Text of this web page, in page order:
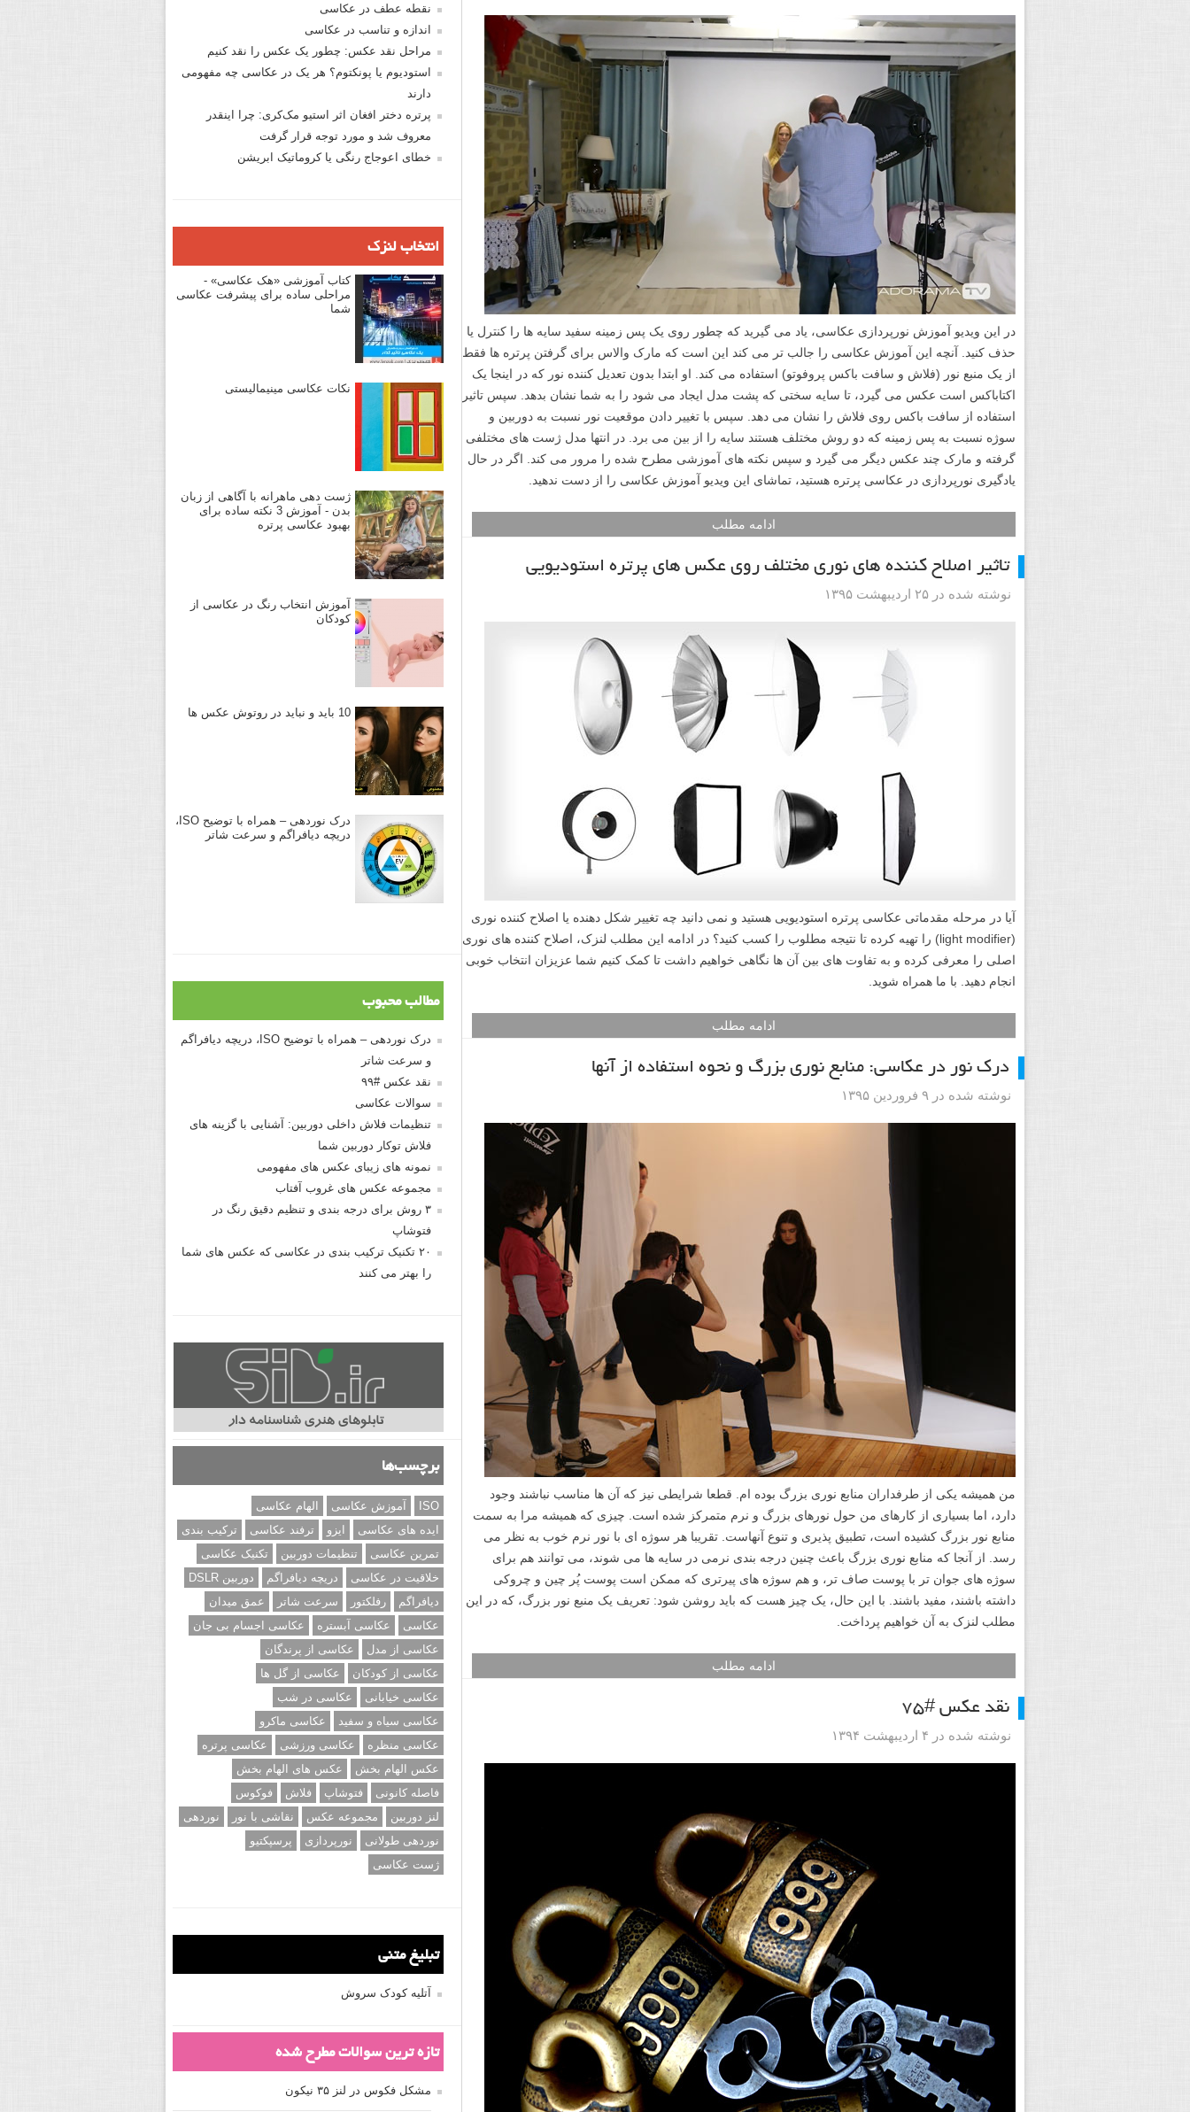
در این ویدیو آموزش نورپردازی عکاسی، یاد می گیرید که چطور روی یک پس زمینه سفید سایه ها را کنترل یا
حذف کنید. آنچه این آموزش عکاسی را جالب تر می کند این است که مارک والاس برای گرفتن پرتره ها فقط
از یک منبع نور (فلاش و سافت باکس پروفوتو) استفاده می کند. او ابتدا بدون تعدیل کننده نور که در اینجا یک
اکتاباکس است عکس می گیرد، تا سایه سختی که پشت مدل ایجاد می شود را به شما نشان بدهد. سپس تاثیر
استفاده از سافت باکس روی فلاش را نشان می دهد. سپس با تغییر دادن موقعیت نور نسبت به دوربین و
سوژه نسبت به پس زمینه که دو روش مختلف هستند سایه را از بین می برد. در انتها مدل ژست های مختلفی
گرفته و مارک چند عکس دیگر می گیرد و سپس نکته های آموزشی مطرح شده را مرور می کند. اگر در حال
یادگیری نورپردازی در عکاسی پرتره هستید، تماشای این ویدیو آموزش عکاسی را از دست ندهید.
ادامه مطلب
تاثیر اصلاح کننده های نوری مختلف روی عکس های پرتره استودیویی
نوشته شده در ۲۵ اردیبهشت ۱۳۹۵
آیا در مرحله مقدماتی عکاسی پرتره استودیویی هستید و نمی دانید چه تغییر شکل دهنده یا اصلاح کننده نوری
(light modifier) را تهیه کرده تا نتیجه مطلوب را کسب کنید؟ در ادامه این مطلب لنزک، اصلاح کننده های نوری
اصلی را معرفی کرده و به تفاوت های بین آن ها نگاهی خواهیم داشت تا کمک کنیم شما عزیزان انتخاب خوبی
انجام دهید. با ما همراه شوید.
ادامه مطلب
درک نور در عکاسی: منابع نوری بزرگ و نحوه استفاده از آنها
نوشته شده در ۹ فروردین ۱۳۹۵
من همیشه یکی از طرفداران منابع نوری بزرگ بوده ام. قطعا شرایطی نیز که آن ها مناسب نباشند وجود
دارد، اما بسیاری از کارهای من حول نورهای بزرگ و نرم متمرکز شده است. چیزی که همیشه مرا به سمت
منابع نور بزرگ کشیده است، تطبیق پذیری و تنوع آنهاست. تقریبا هر سوژه ای با نور نرم خوب به نظر می
رسد. از آنجا که منابع نوری بزرگ باعث چنین درجه بندی نرمی در سایه ها می شوند، می توانند هم برای
سوژه های جوان تر با پوست صاف تر، و هم سوژه های پیرتری که ممکن است پوست پُر چین و چروکی
داشته باشند، مفید باشند. با این حال، یک چیز هست که باید روشن شود: تعریف یک منبع نور بزرگ، که در این
مطلب لنزک به آن خواهیم پرداخت.
ادامه مطلب
نقد عکس #۷۵
نوشته شده در ۴ اردیبهشت ۱۳۹۴
نقطه عطف در عکاسی
اندازه و تناسب در عکاسی
مراحل نقد عکس: چطور یک عکس را نقد کنیم
استودیوم یا پونکتوم؟ هر یک در عکاسی چه مفهومی
دارند
پرتره دختر افغان اثر استیو مک‌کری: چرا اینقدر
معروف شد و مورد توجه قرار گرفت
خطای اعوجاج رنگی یا کروماتیک ابریشن
انتخاب لنزک
کتاب آموزشی «هک عکاسی» -
مراحلی ساده برای پیشرفت عکاسی
شما
نکات عکاسی مینیمالیستی
ژست دهی ماهرانه با آگاهی از زبان
بدن - آموزش 3 نکته ساده برای
بهبود عکاسی پرتره
آموزش انتخاب رنگ در عکاسی از
کودکان
10 باید و نباید در روتوش عکس ها
درک نوردهی – همراه با توضیح ISO،
دریچه دیافراگم و سرعت شاتر
مطالب محبوب
درک نوردهی – همراه با توضیح ISO، دریچه دیافراگم
و سرعت شاتر
نقد عکس #۹۹
سوالات عکاسی
تنظیمات فلاش داخلی دوربین: آشنایی با گزینه های
فلاش توکار دوربین شما
نمونه های زیبای عکس های مفهومی
مجموعه عکس های غروب آفتاب
۳ روش برای درجه بندی و تنظیم دقیق رنگ در
فتوشاپ
۲۰ تکنیک ترکیب بندی در عکاسی که عکس های شما
را بهتر می کنند
برچسب‌ها
ISO آموزش عکاسی
الهام عکاسی
ایده های عکاسی
ایزو ترفند عکاسی
ترکیب بندی
تمرین عکاسی
تنظیمات دوربین
تکنیک عکاسی
خلاقیت در عکاسی
دریچه دیافراگم
دوربین DSLR
دیافراگم
رفلکتور سرعت شاتر
عمق میدان
عکاسی
عکاسی آبستره
عکاسی اجسام بی جان
عکاسی از مدل
عکاسی از پرندگان
عکاسی از کودکان
عکاسی از گل ها
عکاسی خیابانی
عکاسی در شب
عکاسی سیاه و سفید
عکاسی ماکرو
عکاسی منظره
عکاسی ورزشی
عکاسی پرتره
عکس الهام بخش
عکس های الهام بخش
فاصله کانونی
فتوشاپ فلاش
فوکوس
لنز دوربین
مجموعه عکس نقاشی با نور
نوردهی
نوردهی طولانی
نورپردازی
پرسپکتیو
ژست عکاسی
تبلیغ متنی
آتلیه کودک سروش
تازه ترین سوالات مطرح شده
مشکل فکوس در لنز ۳۵ نیکون